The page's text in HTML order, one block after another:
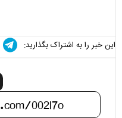
این خبر را به اشتراک بگذارید: